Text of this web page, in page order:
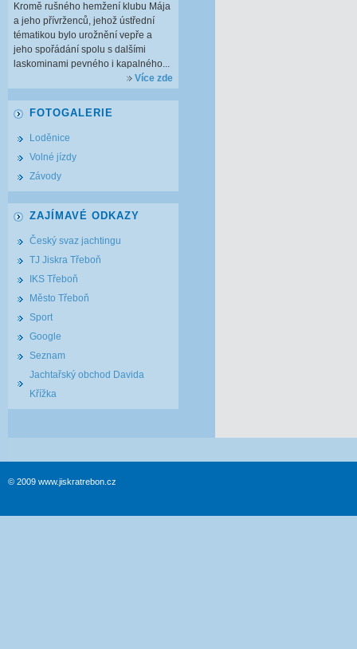
Kromě rušného hemžení klubu Mája
a jeho přívrženců, jehož ústřední
tématikou bylo urožnění vepře a
jeho spořádání spolu s dalšími
laskominami pevného i kapalného...
Více zde
FOTOGALERIE
Loděnice
Volné jízdy
Závody
ZAJÍMAVÉ ODKAZY
Český svaz jachtingu
TJ Jiskra Třeboň
IKS Třeboň
Město Třeboň
Sport
Google
Seznam
Jachtařský obchod Davida
Křížka
© 2009 www.jiskratrebon.cz